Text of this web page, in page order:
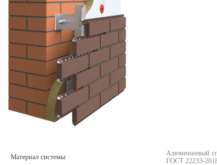
Материал системы:
Алюминиевый
ГОСТ 22233-